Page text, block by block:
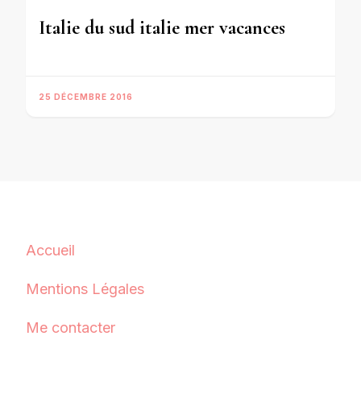
Italie du sud italie mer vacances
25 DÉCEMBRE 2016
Accueil
Mentions Légales
Me contacter